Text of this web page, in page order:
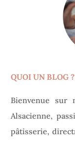
QUOI UN BLOG
Bienvenue sur
Alsacienne,
pâtisserie,